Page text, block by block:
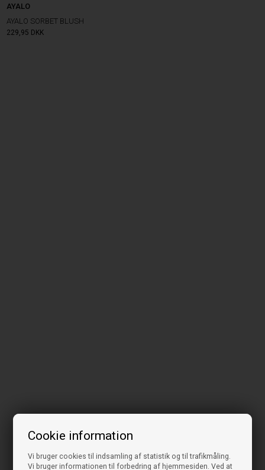
Cookie information
Vi bruger cookies til indsamling af statistik og til trafikmåling.
Vi bruger informationen til forbedring af hjemmesiden. Ved at
AYALO
AYALO SORBET BLUSH
229,95 DKK